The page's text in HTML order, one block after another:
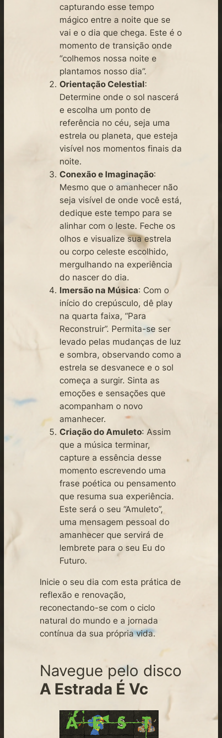
capturando esse tempo
mágico entre a noite que se
vai e o dia que chega. Este é o
momento de transição onde
“colhemos nossa noite e
plantamos nosso dia”.
Orientação Celestial:
Determine onde o sol nascerá
e escolha um ponto de
referência no céu, seja uma
estrela ou planeta, que esteja
visível nos momentos finais da
noite.
Conexão e Imaginação:
Mesmo que o amanhecer não
seja visível de onde você está,
dedique este tempo para se
alinhar com o leste. Feche os
olhos e visualize sua estrela
ou corpo celeste escolhido,
mergulhando na experiência
do nascer do dia.
Imersão na Música: Com o
início do crepúsculo, dê play
na quarta faixa, “Para
Reconstruir”. Permita-se ser
levado pelas mudanças de luz
e sombra, observando como a
estrela se desvanece e o sol
começa a surgir. Sinta as
emoções e sensações que
acompanham o novo
amanhecer.
Criação do Amuleto: Assim
que a música terminar,
capture a essência desse
momento escrevendo uma
frase poética ou pensamento
que resuma sua experiência.
Este será o seu “Amuleto”,
uma mensagem pessoal do
amanhecer que servirá de
lembrete para o seu Eu do
Futuro.
Inicie o seu dia com esta prática de
reflexão e renovação,
reconectando-se com o ciclo
natural do mundo e a jornada
contínua da sua própria vida.
Navegue pelo disco
A Estrada É Vc